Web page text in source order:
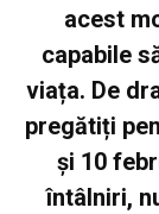
acest
capabile
viața. De
pregătiți
și 10
întâlniri,